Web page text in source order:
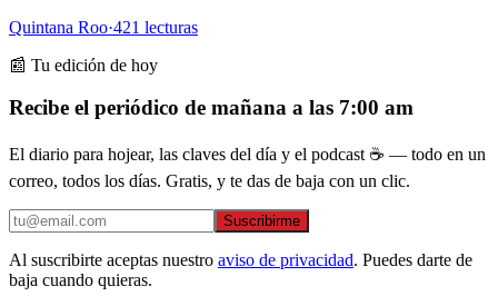
Quintana Roo·421 lecturas
📰 Tu edición de hoy
Recibe el periódico de mañana a las 7:00 am
El diario para hojear, las claves del día y el podcast ☕ — todo en un
correo, todos los días. Gratis, y te das de baja con un clic.
Suscribirme
Al suscribirte aceptas nuestro aviso de privacidad. Puedes darte de
baja cuando quieras.